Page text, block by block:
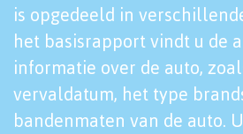
is opgedeeld in
het basisrapport vindt u de
informatie over de auto,
vervaldatum, het type
bandenmaten van de auto.